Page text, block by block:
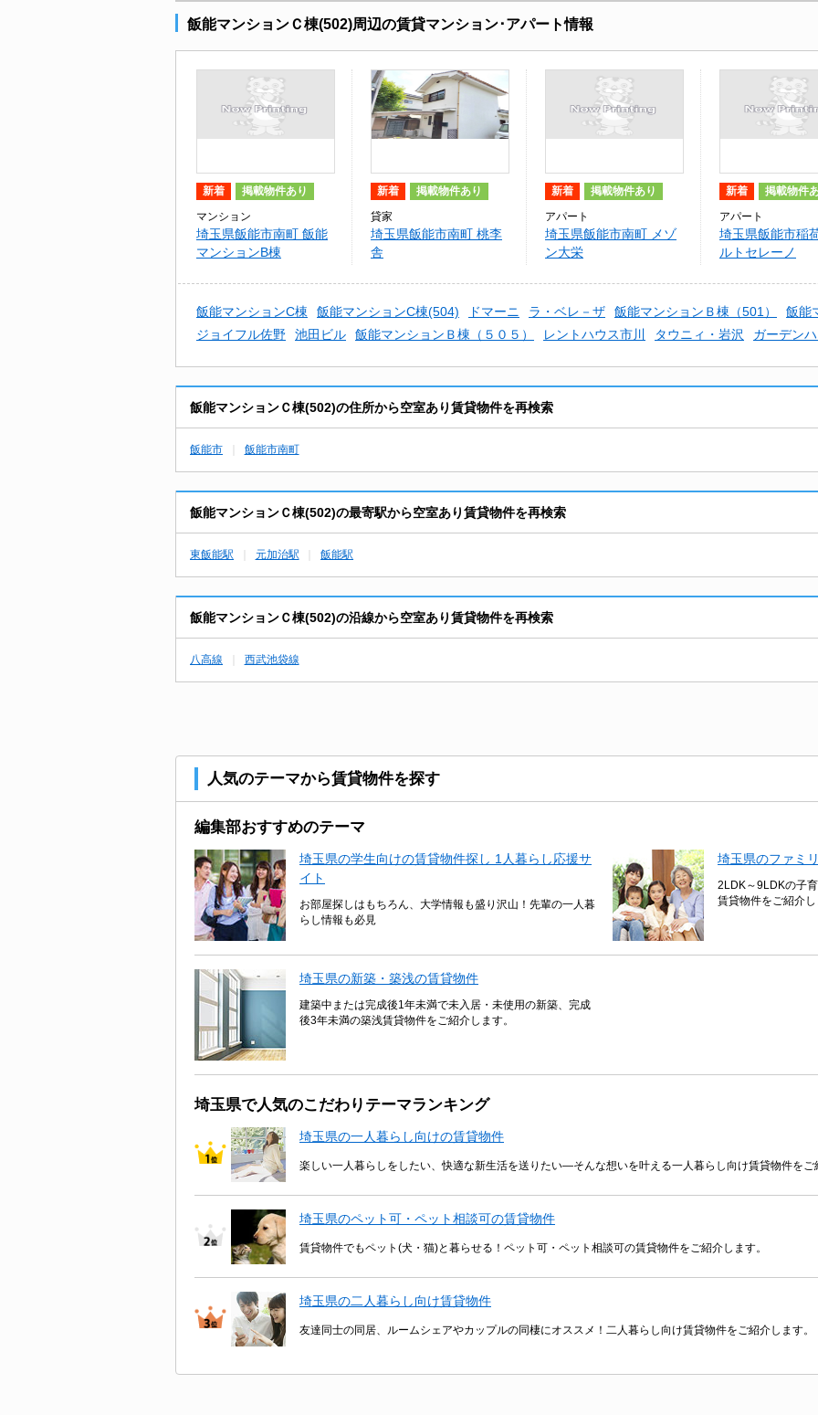
飯能マンションＣ棟(502)周辺の賃貸マンション･アパート情報
新着 掲載物件あり
マンション
埼玉県飯能市南町 飯能
マンションB棟
新着 掲載物件あり
貸家
埼玉県飯能市南町 桃李
舎
新着 掲載物件あり
アパート
埼玉県飯能市南町 メゾ
ン大栄
新着 掲載物件
アパート
埼玉県飯能市稲
ルトセレーノ
飯能マンションC棟 飯能マンションC棟(504) ドマーニ ラ・ベレ－ザ 飯能マンションＢ棟（501） 飯能
ジョイフル佐野
池田ビル 飯能マンションＢ棟（５０５） レントハウス市川 タウニィ・岩沢 ガーデン
飯能マンションＣ棟(502)の住所から空室あり賃貸物件を再検索
飯能市 飯能市南町
飯能マンションＣ棟(502)の最寄駅から空室あり賃貸物件を再検索
東飯能駅 元加治駅 飯能駅
飯能マンションＣ棟(502)の沿線から空室あり賃貸物件を再検索
八高線 西武池袋線
人気のテーマから賃貸物件を探す
編集部おすすめのテーマ
埼玉県の学生向けの賃貸物件探し 1人暮らし応援サ
イト
お部屋探しはもちろん、大学情報も盛り沢山！先輩の一人暮
らし情報も必見
埼玉県のファミ
2LDK～9LDKの子
賃貸物件をご紹介し
埼玉県の新築・築浅の賃貸物件
建築中または完成後1年未満で未入居・未使用の新築、完成
後3年未満の築浅賃貸物件をご紹介します。
埼玉県で人気のこだわりテーマランキング
埼玉県の一人暮らし向けの賃貸物件
楽しい一人暮らしをしたい、快適な新生活を送りたい―そんな想いを叶える一人暮らし向け賃貸物件をご
埼玉県のペット可・ペット相談可の賃貸物件
賃貸物件でもペット(犬・猫)と暮らせる！ペット可・ペット相談可の賃貸物件をご紹介します。
埼玉県の二人暮らし向け賃貸物件
友達同士の同居、ルームシェアやカップルの同棲にオススメ！二人暮らし向け賃貸物件をご紹介します。